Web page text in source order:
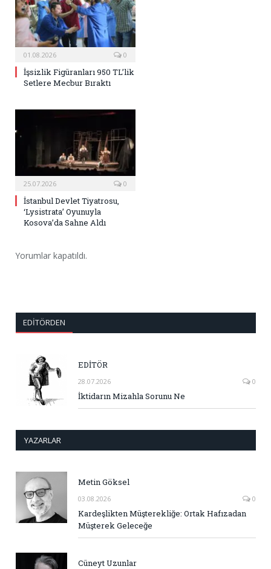
01.08.2026 0
İşsizlik Figüranları 950 TL’lik
Setlere Mecbur Bıraktı
25.07.2026 0
İstanbul Devlet Tiyatrosu,
‘Lysistrata’ Oyunuyla
Kosova’da Sahne Aldı
Yorumlar kapatıldı.
EDITÖRDEN
EDİTÖR
28.07.2026 0
İktidarın Mizahla Sorunu Ne
YAZARLAR
Metin Göksel
03.08.2026 0
Kardeşlikten Müşterekliğe: Ortak Hafızadan
Müşterek Geleceğe
Cüneyt Uzunlar